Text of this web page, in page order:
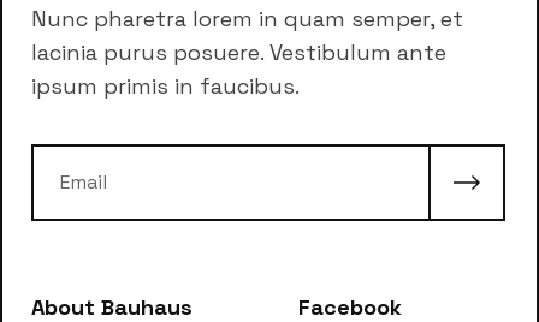
Nunc pharetra lorem in quam semper, et
lacinia purus posuere. Vestibulum ante
ipsum primis in faucibus.
About Bauhaus
Facebook